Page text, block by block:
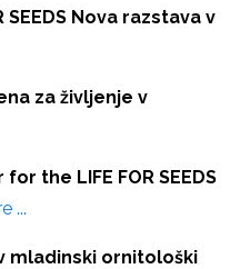
SEEDS Nova razstava v
za življenje v
the LIFE FOR SEEDS
...
mladinski ornitološki